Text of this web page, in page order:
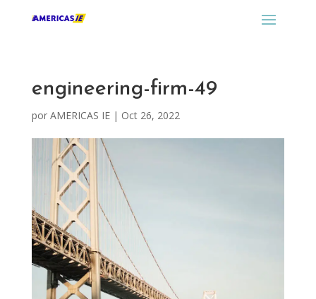
engineering-firm-49
por AMERICAS IE| Oct 26, 2022